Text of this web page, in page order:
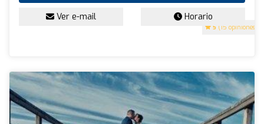
5 (15 opiniones)
Ver e-mail Horario